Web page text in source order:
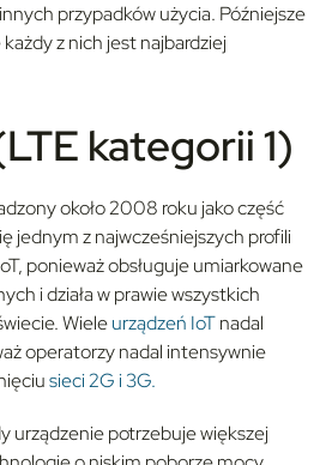
przypadków użycia. Późniejsze
z nich jest najbardziej
kategorii 1)
około 2008 roku jako część
jednym z najwcześniejszych profili
ponieważ obsługuje umiarkowane
i działa w prawie wszystkich
Wieleurządzeń IoTnadal
operatorzy nadal intensywnie
sieci 2G i 3G.
urządzenie potrzebuje większej